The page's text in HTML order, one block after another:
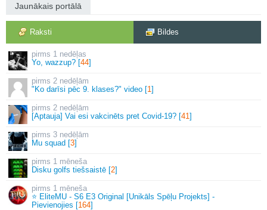
Jaunākais portālā
Raksti Bildes
1 nedēļas
Yo, wazzup? [44]
2 nedēļām
"Ko darīsi pēc 9. klases?" video [1]
2 nedēļām
[Aptauja] Vai esi vakcinēts pret Covid-19? [41]
3 nedēļām
Mu squad [3]
1 mēneša
Disku golfs tiešsaistē [2]
1 mēneša
⭐ EliteMU - S6 E3 Original [Unikāls Spēļu Projekts] -
Pievienojies [164]